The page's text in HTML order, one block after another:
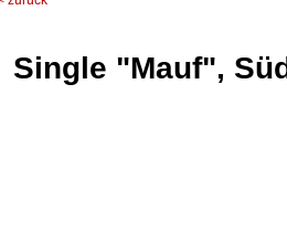
Single "Mauf",